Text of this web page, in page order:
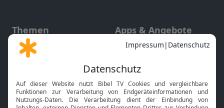
Themen
Gott und Bibel erklärt
Neuigkeiten
Apps & Angebote
Mobile App
Smart TV
HbbTV